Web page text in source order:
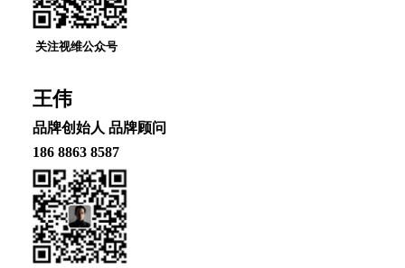
关注视维公众号
王伟
品牌创始⼈ 品牌顾问
186 8863 8587